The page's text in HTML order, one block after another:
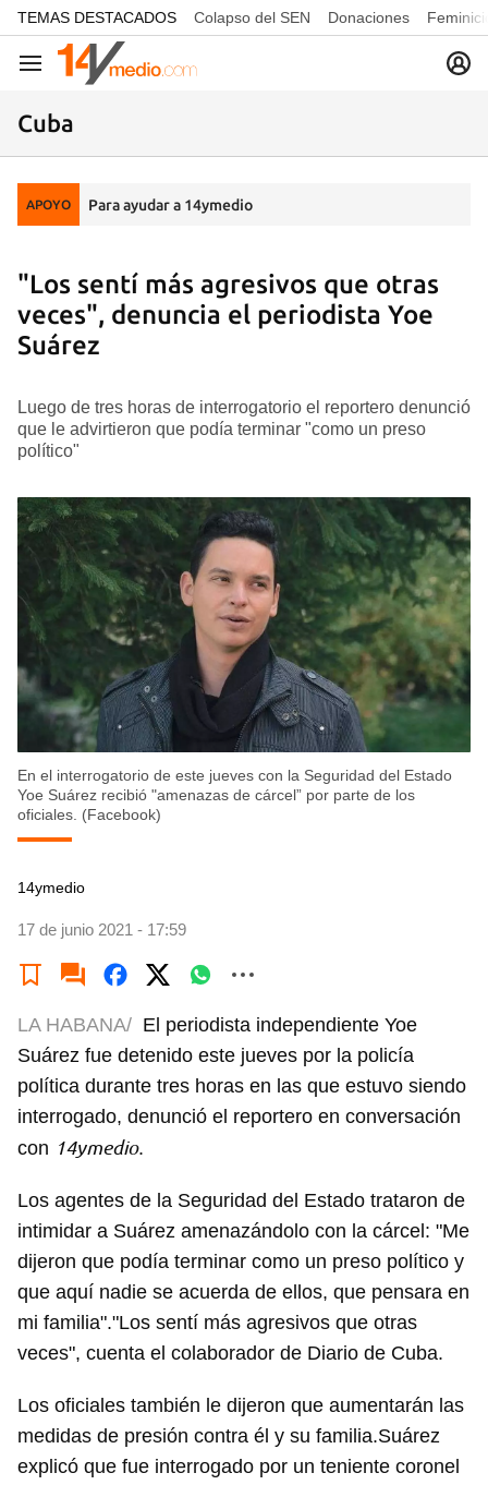
common.go-to-content
TEMAS DESTACADOS Colapso del SEN Donaciones
Navegación
Cuba
APOYO Para ayudar a 14ymedio
"Los sentí más agresivos que otras
veces", denuncia el periodista Yoe
Suárez
Luego de tres horas de interrogatorio el reportero denunció
que le advirtieron que podía terminar "como un preso
político"
En el interrogatorio de este jueves con la Seguridad del Estado
Yoe Suárez recibió "amenazas de cárcel” por parte de los
oficiales. (Facebook)
14ymedio
17 de junio 2021 - 17:59
LA HABANA/ El periodista independiente Yoe
Suárez fue detenido este jueves por la policía
política durante tres horas en las que estuvo siendo
interrogado, denunció el reportero en conversación
con 14ymedio.
Los agentes de la Seguridad del Estado trataron de
intimidar a Suárez amenazándolo con la cárcel: "Me
dijeron que podía terminar como un preso político y
que aquí nadie se acuerda de ellos, que pensara en
mi familia"."Los sentí más agresivos que otras
veces", cuenta el colaborador de Diario de Cuba.
Los oficiales también le dijeron que aumentarán las
medidas de presión contra él y su familia.Suárez
explicó que fue interrogado por un teniente coronel